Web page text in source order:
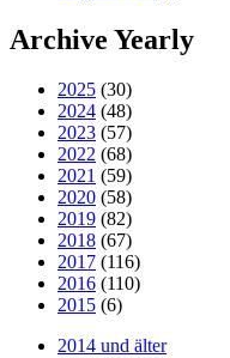
Archive Yearly
2025 (30)
2024 (48)
2023 (57)
2022 (68)
2021 (59)
2020 (58)
2019 (82)
2018 (67)
2017 (116)
2016 (110)
2015 (6)
2014 und älter